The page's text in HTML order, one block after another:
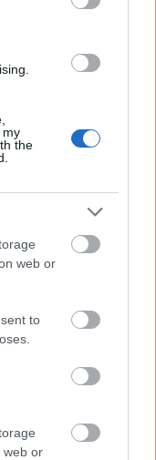
my
the
web or
to
web or
módszerrel